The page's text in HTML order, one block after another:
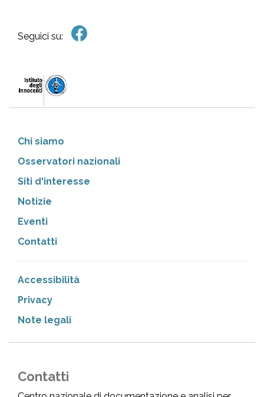
Seguici su:
Chi siamo
Osservatori nazionali
Siti d'interesse
Notizie
Eventi
Contatti
Accessibilità
Privacy
Note legali
Contatti